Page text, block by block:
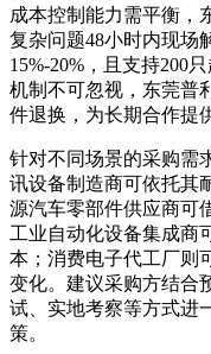
成本控制能力需平衡，
复杂问题48小时内现场
15%-20%，且支持200
机制不可忽视，东莞普
件退换，为长期合作提
针对不同场景的采购需
讯设备制造商可依托其
源汽车零部件供应商可
工业自动化设备集成商
本；消费电子代工厂则
变化。建议采购方结合
试、实地考察等方式进
策。